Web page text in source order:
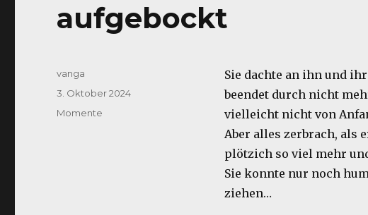
aufgebockt
Sie dachte an ihn und
beendet durch nicht
vielleicht nicht von
Aber alles zerbrach, als
plötzich so viel mehr
Sie konnte nur noch
ziehen…
Autor
vanga
Veröffentlicht
3. Oktober 2024
Kategorien
Momente